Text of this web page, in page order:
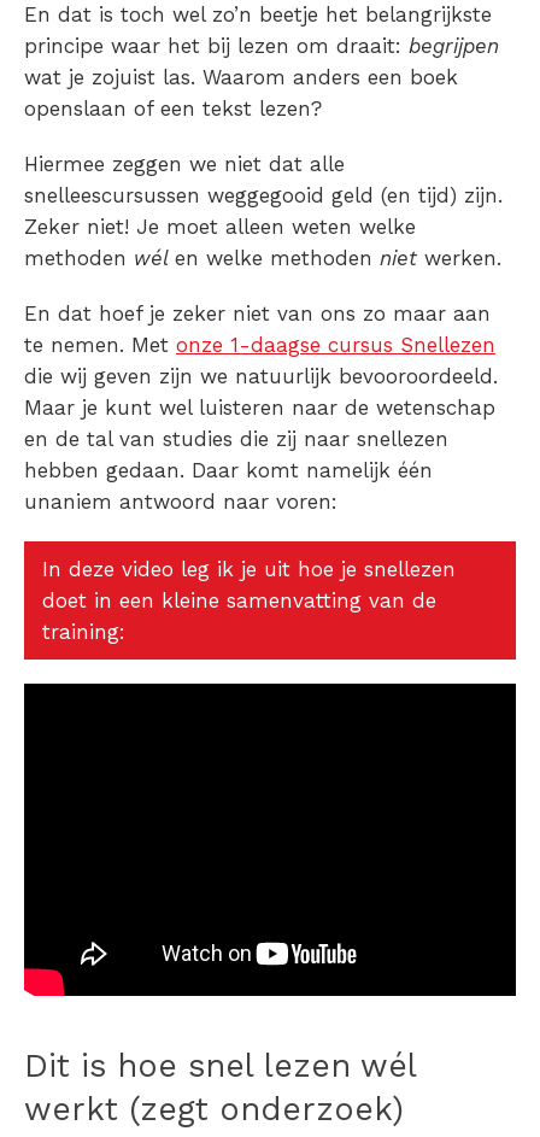
En dat is toch wel zo’n beetje het belangrijkste
principe waar het bij lezen om draait: begrijpen
wat je zojuist las. Waarom anders een boek
openslaan of een tekst lezen?
Hiermee zeggen we niet dat alle
snelleescursussen weggegooid geld (en tijd) zijn.
Zeker niet! Je moet alleen weten welke
methoden wél en welke methoden niet werken.
En dat hoef je zeker niet van ons zo maar aan
te nemen. Met onze 1-daagse cursus Snellezen
die wij geven zijn we natuurlijk bevooroordeeld.
Maar je kunt wel luisteren naar de wetenschap
en de tal van studies die zij naar snellezen
hebben gedaan. Daar komt namelijk één
unaniem antwoord naar voren:
In deze video leg ik je uit hoe je snellezen
doet in een kleine samenvatting van de
training:
Dit is hoe snel lezen wél
werkt (zegt onderzoek)